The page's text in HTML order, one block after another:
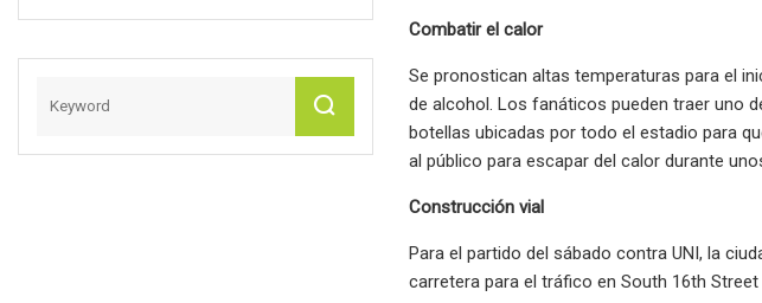
Combatir el calor
Se pronostican altas temperaturas para el
de alcohol. Los fanáticos pueden traer uno
botellas ubicadas por todo el estadio para
al público para escapar del calor durante
Construcción vial
Para el partido del sábado contra UNI, la
carretera para el tráfico en South 16th Street